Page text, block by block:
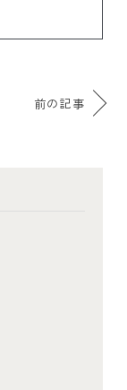
前の記事